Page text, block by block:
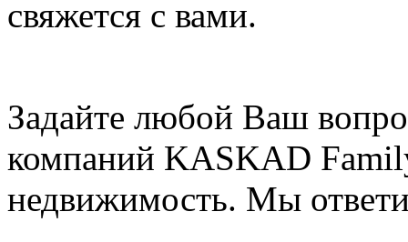
свяжется с вами.
Задайте любой Ваш
компаний KASKAD
недвижимость. Мы